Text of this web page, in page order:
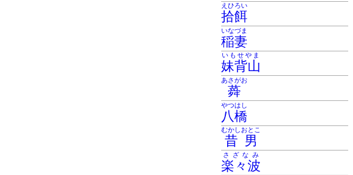
拾餌
えひろい
稲妻
いなづま
妹背山
いもせやま
蕣
あさがお
八橋
やつはし
昔男
むかしおとこ
楽々波
さざなみ